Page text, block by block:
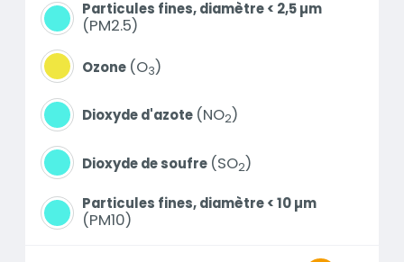
Particules fines, diamètre < 2,5 µm
PM2.5
Ozone O3
Dioxyde d'azote NO2
Dioxyde de soufre SO2
Particules fines, diamètre < 10 µm
PM10